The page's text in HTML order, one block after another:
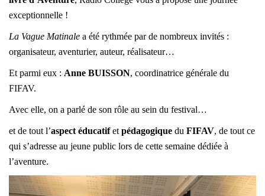
exceptionnelle !
La Vague Matinale a été rythmée par de nombreux invités :
organisateur, aventurier, auteur, réalisateur…
Et parmi eux : Anne BUISSON, coordinatrice générale du
FIFAV.
Avec elle, on a parlé de son rôle au sein du festival…
et de tout l’aspect éducatifet pédagogique du FIFAV, de tout ce
qui s’adresse au jeune public lors de cette semaine dédiée à
l’aventure.